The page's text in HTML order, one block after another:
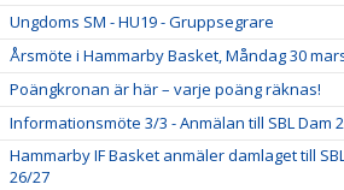
Ungdoms SM - HU19 - Gruppsegrare
Årsmöte i Hammarby Basket, Måndag 30
Poängkronan är här – varje poäng räknas!
Informationsmöte 3/3 - Anmälan till SBL Dam
Hammarby IF Basket anmäler damlaget till
26/27